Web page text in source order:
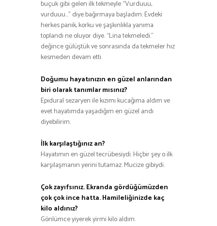
buçuk gibi gelen ilk tekmeyle “Vurduuu,
vurduuu…” diye bağırmaya başladım. Evdeki
herkes panik, korku ve şaşkınlıkla yanıma
toplandı ne oluyor diye. “Lina tekmeledi.”
değince gülüştük ve sonrasında da tekmeler hız
kesmeden devam etti.
Doğumu hayatınızın en güzel anlarından
biri olarak tanımlar mısınız?
Epidural sezaryen ile kızımı kucağıma aldım ve
evet hayatımda yaşadığım en güzel andı
diyebilirim.
İlk karşılaştığınız an?
Hayatımın en güzel tecrübesiydi. Hiçbir şey o ilk
karşılaşmanın yerini tutamaz. Mucize gibiydi.
Çok zayıfsınız. Ekranda gördüğümüzden
çok çok ince hatta. Hamileliğinizde kaç
kilo aldınız?
Gönlümce yiyerek yirmi kilo aldım.